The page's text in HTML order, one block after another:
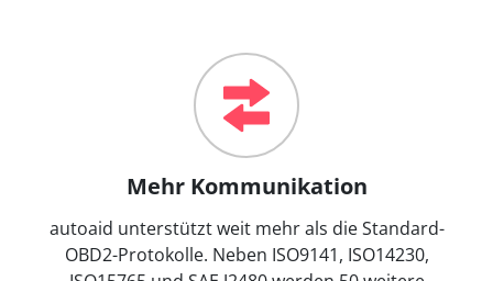
Mehr Kommunikation
autoaid unterstützt weit mehr als die Standard-
OBD2-Protokolle. Neben ISO9141, ISO14230,